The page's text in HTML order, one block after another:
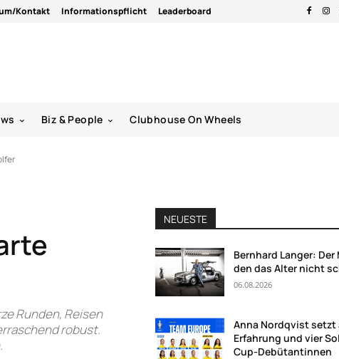
Kontakt Informationspflicht Leaderboard
Biz & People Clubhouse On Wheels
Runden, Reisen
robust.
NEUESTE
Bernhard Langer: Der
den das Alter nicht
06.08.2026
Anna Nordqvist setzt
Erfahrung und vier
Cup-Debütantinnen